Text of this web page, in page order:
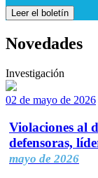
Leer el boletín
Novedades
Investigación
02 de mayo de 2026
Violaciones al
defensoras,
mayo de 2026